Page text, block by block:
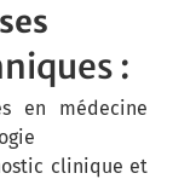
:
en médecine
clinique et